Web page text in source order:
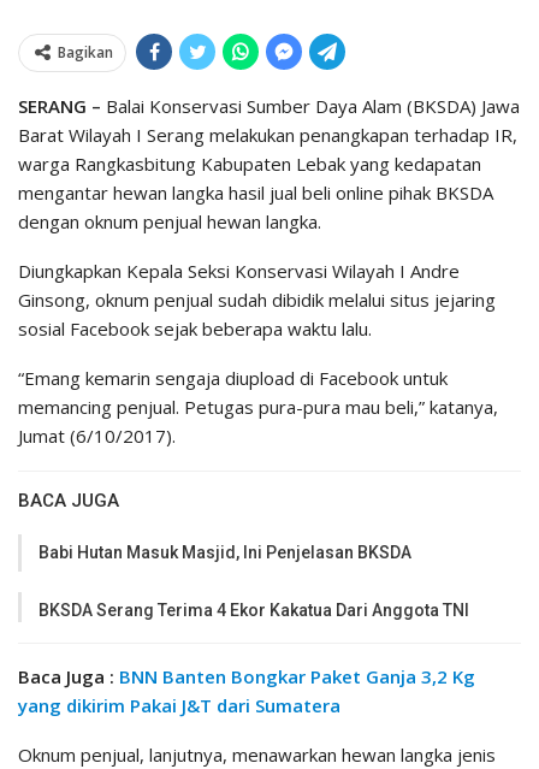
Bagikan
SERANG – Balai Konservasi Sumber Daya Alam (BKSDA) Jawa
Barat Wilayah I Serang melakukan penangkapan terhadap IR,
warga Rangkasbitung Kabupaten Lebak yang kedapatan
mengantar hewan langka hasil jual beli online pihak BKSDA
dengan oknum penjual hewan langka.
Diungkapkan Kepala Seksi Konservasi Wilayah I Andre
Ginsong, oknum penjual sudah dibidik melalui situs jejaring
sosial Facebook sejak beberapa waktu lalu.
“Emang kemarin sengaja diupload di Facebook untuk
memancing penjual. Petugas pura-pura mau beli,” katanya,
Jumat (6/10/2017).
BACA JUGA
Babi Hutan Masuk Masjid, Ini Penjelasan BKSDA
BKSDA Serang Terima 4 Ekor Kakatua Dari Anggota TNI
Baca Juga : BNN Banten Bongkar Paket Ganja 3,2 Kg
yang dikirim Pakai J&T dari Sumatera
Oknum penjual, lanjutnya, menawarkan hewan langka jenis